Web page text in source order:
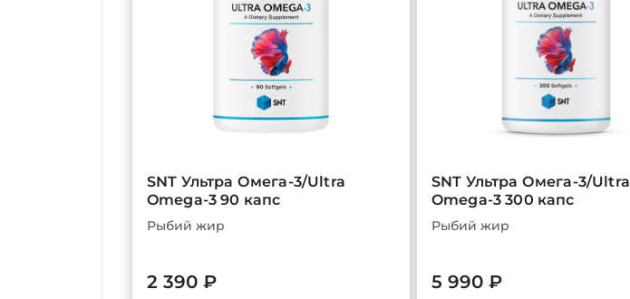
SNT Ультра Омега-3/Ultra
Omega-3 90 капс
Рыбий жир
2 390 ₽
SNT Ультра Омега-3/Ultra
Omega-3 300 капс
Рыбий жир
5 990 ₽